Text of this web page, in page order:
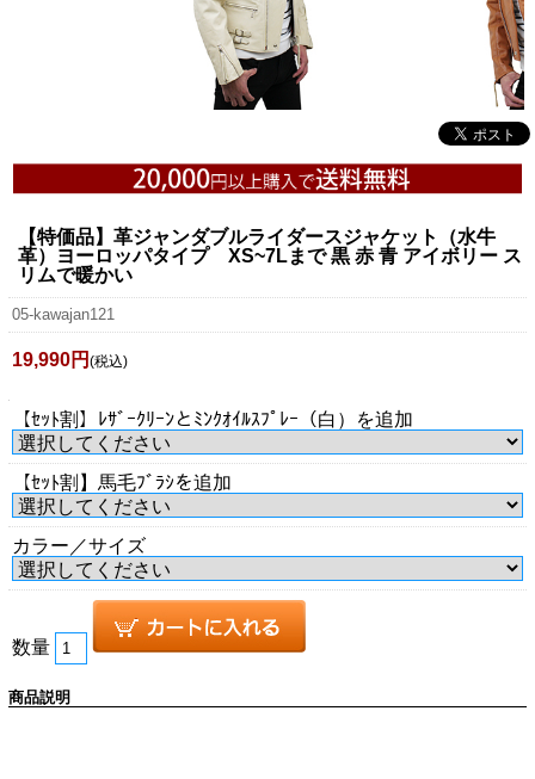
【特価品】革ジャンダブルライダースジャケット（水牛
革）ヨーロッパタイプ XS~7Lまで 黒 赤 青 アイボリー ス
リムで暖かい
05-kawajan121
19,990円 (税込)
【ｾｯﾄ割】ﾚｻﾞｰｸﾘｰﾝとﾐﾝｸｵｲﾙｽﾌﾟﾚｰ（白）を追加
【ｾｯﾄ割】馬毛ﾌﾞﾗｼを追加
カラー／サイズ
数量
商品説明